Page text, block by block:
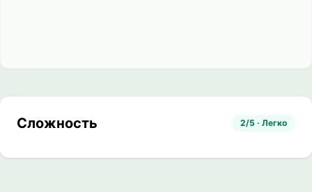
Сложность 2/5 · Легко